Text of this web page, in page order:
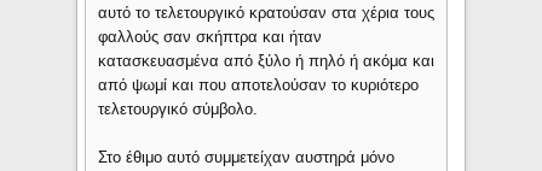
αυτό το τελετουργικό κρατούσαν στα χέρια τους
φαλλούς σαν σκήπτρα και ήταν
κατασκευασμένα από ξύλο ή πηλό ή ακόμα και
από ψωμί και που αποτελούσαν το κυριότερο
τελετουργικό σύμβολο.
Στο έθιμο αυτό συμμετείχαν αυστηρά μόνο